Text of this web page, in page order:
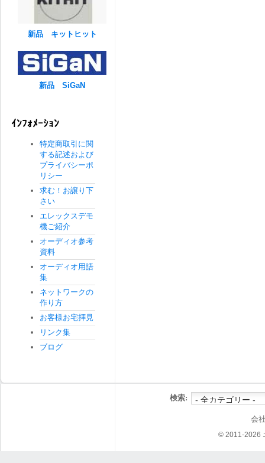
新品 キットヒット
新品 SiGaN
ｲﾝﾌｫﾒｰｼｮﾝ
特定商取引に関
する記述および
プライバシーポ
リシー
求む！お譲り下
さい
エレックスデモ
機ご紹介
オーディオ参考
資料
オーディオ用語
集
ネットワークの
作り方
お客様お宅拝見
リンク集
ブログ
検索:
会
© 2011-2026